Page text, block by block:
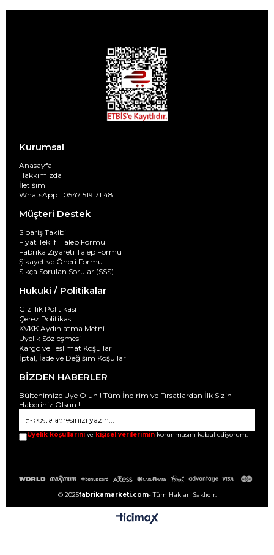
Kurumsal
Anasayfa
Hakkımızda
İletişim
WhatsApp : 0547 519 71 48
Müşteri Destek
Sipariş Takibi
Fiyat Teklifi Talep Formu
Fabrika Ziyareti Talep Formu
Şikayet ve Öneri Formu
Sıkça Sorulan Sorular (SSS)
Hukuki / Politikalar
Gizlilik Politikası
Çerez Politikası
KVKK Aydınlatma Metni
Üyelik Sözleşmesi
Kargo ve Teslimat Koşulları
İptal, İade ve Değişim Koşulları
BİZDEN HABERLER
Bültenimize Üye Olun ! Tüm İndirim ve Fırsatlardan İlk Sizin
Haberiniz Olsun !
GÖNDER
Üyelik koşullarını ve kişisel verilerimin korunmasını kabul ediyorum.
© 2025fabrikamarketi.com- Tüm Hakları Saklıdır.